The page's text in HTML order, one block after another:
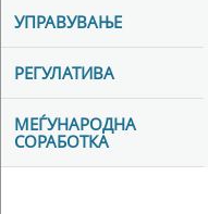
УПРАВУВАЊЕ
РЕГУЛАТИВА
МЕЃУНАРОДНА
СОРАБОТКА